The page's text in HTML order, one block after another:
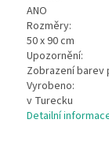
ANO
Rozměry:
50 x 90 cm
Upozornění:
Zobrazení
Vyrobeno:
v Turecku
Detailní